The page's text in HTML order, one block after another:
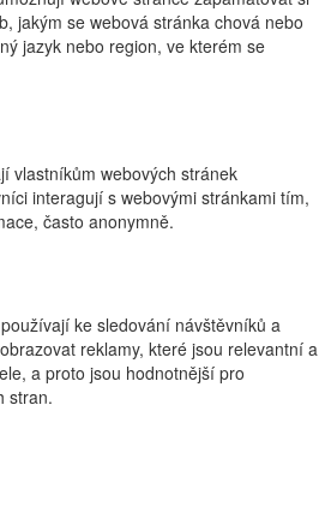
jakým se webová stránka chová nebo
jazyk nebo region, ve kterém se
vlastníkům webových stránek
interagují s webovými stránkami tím,
často anonymně.
ke sledování návštěvníků a
reklamy, které jsou relevantní a
a proto jsou hodnotnější pro
stran.